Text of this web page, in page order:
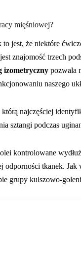
mięśniowej?
to jest, że niektóre
znajomość trzech
izometryczny pozwala
naszego
którą najczęściej
sztangi podczas
kontrolowane
odporności tkanek.
grupy kulszowo-